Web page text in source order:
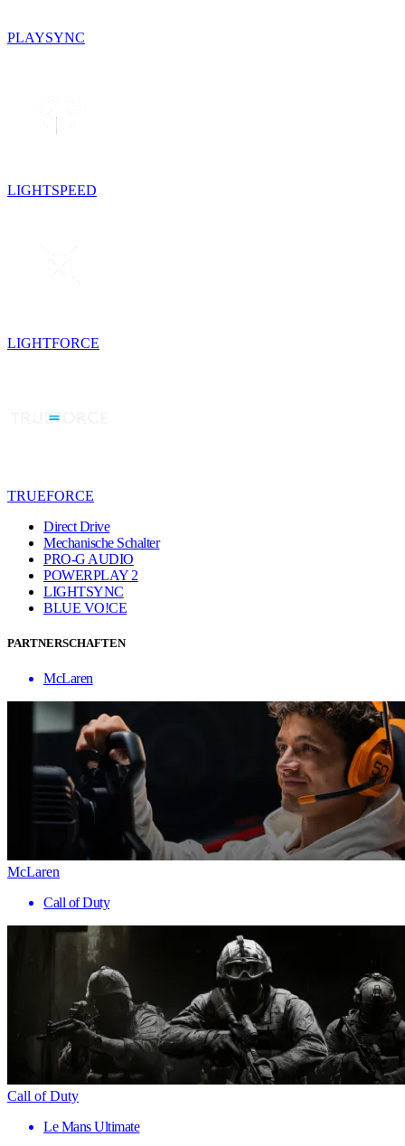
PLAYSYNC
LIGHTSPEED
LIGHTFORCE
TRUEFORCE
Direct Drive
Mechanische Schalter
PRO-G AUDIO
POWERPLAY 2
LIGHTSYNC
BLUE VO!CE
PARTNERSCHAFTEN
McLaren
McLaren
Call of Duty
Call of Duty
Le Mans Ultimate